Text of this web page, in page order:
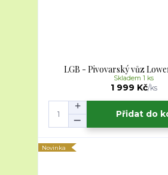
LGB - Pivovarský vůz
1 999 Kč/ks
Skladem 1 ks
Přidat do
Novinka